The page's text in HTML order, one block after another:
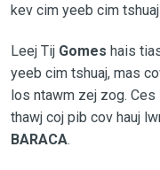
kev cim yeeb cim
Leej Tij Gomes hais
yeeb cim tshuaj, mas
los ntawm zej zog. Ces
thawj coj pib cov hauj
BARACA.